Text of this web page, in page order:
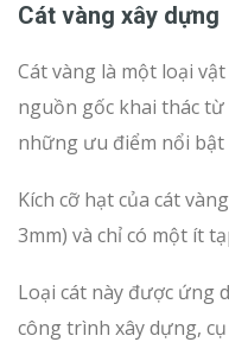
Cát vàng xây dựng
Cát vàng là một loại
nguồn gốc khai thác
những ưu điểm nổi bật
Kích cỡ hạt của cát
3mm) và chỉ có một ít
Loại cát này được ứng
công trình xây dựng,